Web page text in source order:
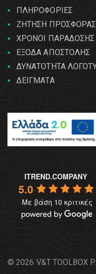
ΠΛΗΡΟΦΟΡΙΕΣ
ΖΗΤΗΣΗ ΠΡΟΣΦΟΡΑΣ
ΧΡΟΝΟΙ ΠΑΡΑΔΟΣΗΣ
ΕΞΟΔΑ ΑΠΟΣΤΟΛΗΣ
ΔΥΝΑΤΟΤΗΤΑ
ΔΕΙΓΜΑΤΑ
ITREND.COMPANY
5.0
Με βάση 10 κριτικές
© 2026 V&T TOOLBOX